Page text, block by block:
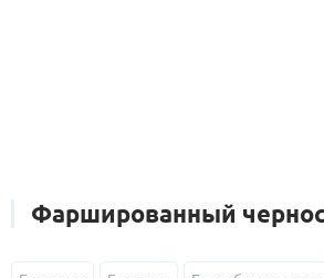
Фаршированный